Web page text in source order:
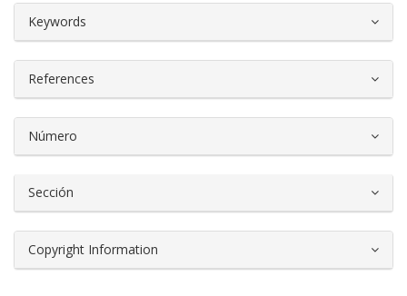
Keywords
References
Número
Sección
Copyright Information